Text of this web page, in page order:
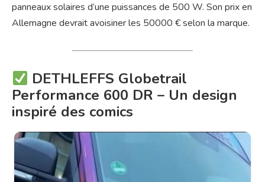
panneaux solaires d’une puissances de 500 W. Son prix en
Allemagne devrait avoisiner les 50000 € selon la marque.
DETHLEFFS Globetrail
Performance 600 DR – Un design
inspiré des comics